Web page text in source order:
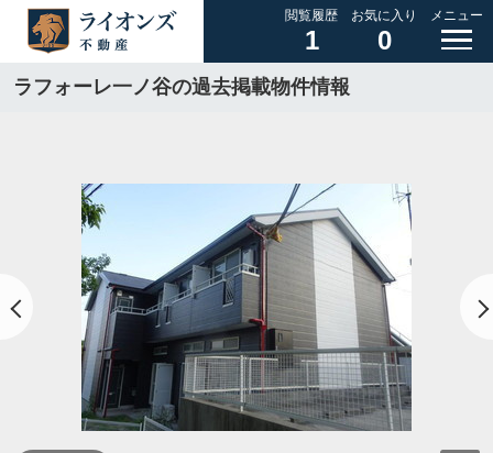
閲覧履歴
1
お気に入り
0
メニュー
ラフォーレ一ノ谷の過去掲載物件情報